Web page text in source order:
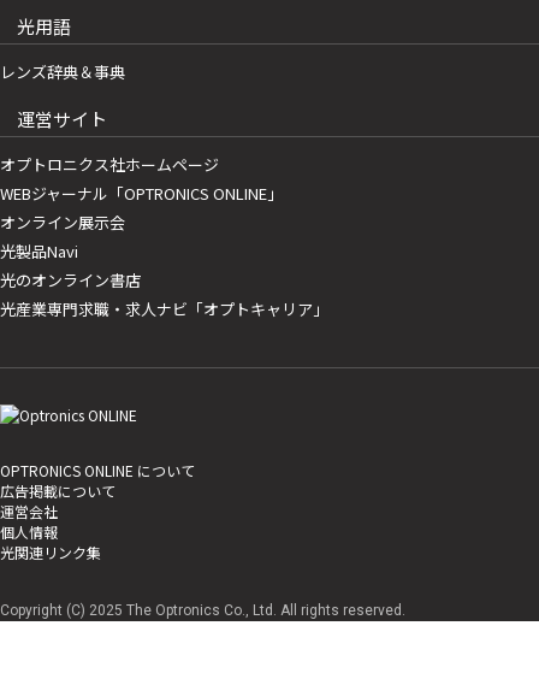
光用語
レンズ辞典＆事典
運営サイト
オプトロニクス社ホームページ
WEBジャーナル「OPTRONICS ONLINE」
オンライン展示会
光製品Navi
光のオンライン書店
光産業専門求職・求人ナビ「オプトキャリア」
OPTRONICS ONLINE について
広告掲載について
運営会社
個人情報
光関連リンク集
Copyright (C) 2025 The Optronics Co., Ltd. All rights reserved.